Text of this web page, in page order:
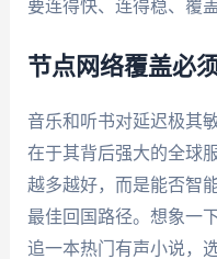
要连得快、连得稳、覆
节点网络覆盖必
音乐和听书对延迟极其
在于其背后强大的全球
越多越好，而是能否智
最佳回国路径。想象一
追一本热门有声小说，